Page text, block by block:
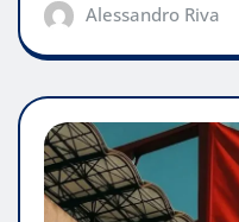
Alessandro Riva